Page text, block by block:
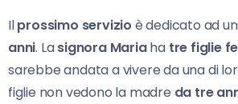
Ilprossimo servizio è dedicato ad
anni. Lasignora Mariaha tre figlie
sarebbe andata a vivere da una di
figlie non vedono la madre da tre